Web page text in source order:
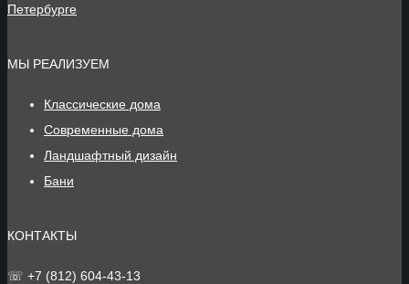
МЫ РЕАЛИЗУЕМ
Классические дома
Современные дома
Ландшафтный дизайн
Бани
КОНТАКТЫ
☏ +7 (812) 604-43-13